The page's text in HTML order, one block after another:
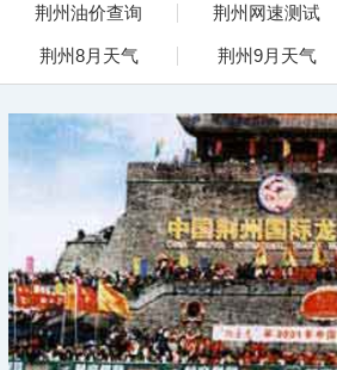
荆州油价查询 荆州网速测试
荆州8月天气 荆州9月天气